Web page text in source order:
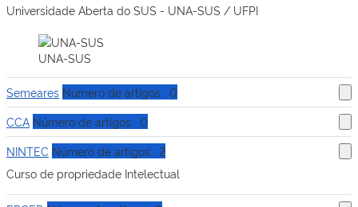
Universidade Aberta do SUS - UNA-SUS / UFPI
UNA-SUS
Semeares Número de artigos: 0
CCA Número de artigos: 0
NINTEC Número de artigos: 2
Curso de propriedade Intelectual